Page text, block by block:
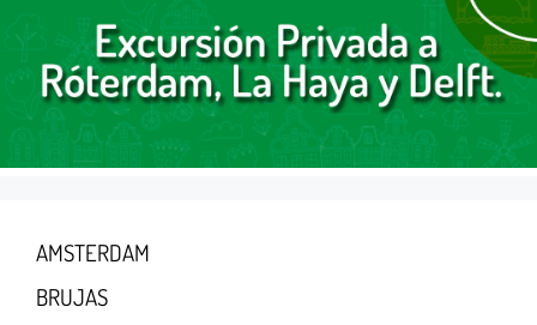
AMSTERDAM
BRUJAS